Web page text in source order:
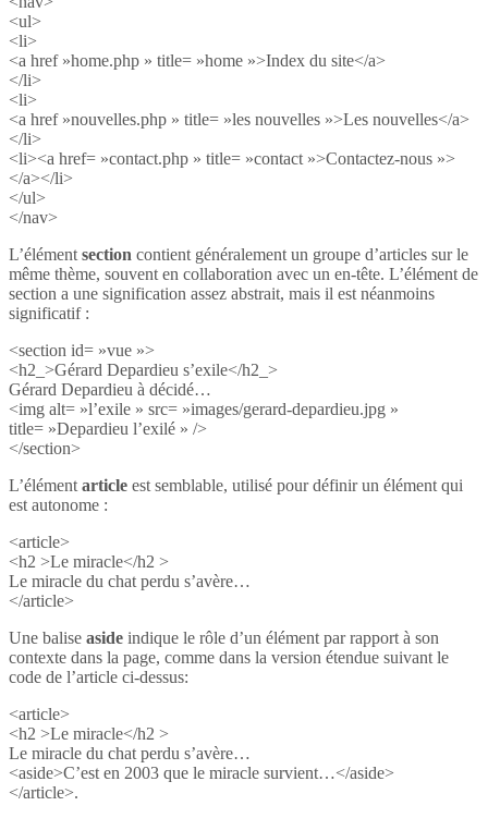
<ul>
<li>
<a href »home.php » title= »home »>Index du site</a>
</li>
<li>
<a href »nouvelles.php » title= »les nouvelles »>Les nouvelles</a>
</li>
<li><a href= »contact.php » title= »contact »>Contactez-nous »>
</a></li>
</ul>
</nav>
L’élément section contient généralement un groupe d’articles sur le
même thème, souvent en collaboration avec un en-tête. L’élément de
section a une signification assez abstrait, mais il est néanmoins
significatif :
<section id= »vue »>
<h2_>Gérard Depardieu s’exile</h2_>
Gérard Depardieu à décidé…
<img alt= »l’exile » src= »images/gerard-depardieu.jpg »
title= »Depardieu l’exilé » />
</section>
L’élément article est semblable, utilisé pour définir un élément qui
est autonome :
<article>
<h2 >Le miracle</h2 >
Le miracle du chat perdu s’avère…
</article>
Une balise aside indique le rôle d’un élément par rapport à son
contexte dans la page, comme dans la version étendue suivant le
code de l’article ci-dessus:
<article>
<h2 >Le miracle</h2 >
Le miracle du chat perdu s’avère…
<aside>C’est en 2003 que le miracle survient…</aside>
</article>.